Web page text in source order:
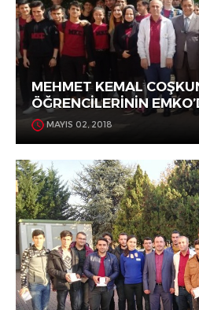
MEHMET KEMAL
ÖĞRENCİLERİNİN
MAYIS 02, 2018